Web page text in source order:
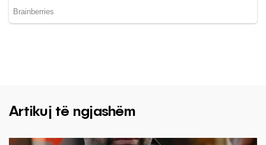
Artikuj të ngjashëm